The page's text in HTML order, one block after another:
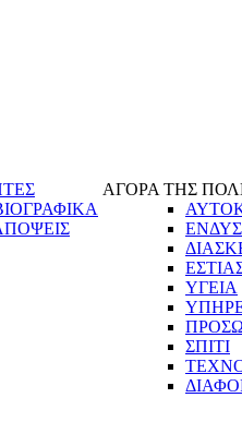
ΑΓΟΡΑ ΤΗΣ
ΥΓΕΙΑ
ΣΠΙΤΙ